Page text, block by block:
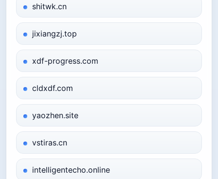
shitwk.cn
jixiangzj.top
xdf-progress.com
cldxdf.com
yaozhen.site
vstiras.cn
intelligentecho.online